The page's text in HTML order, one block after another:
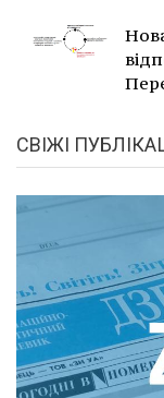
СВІЖІ